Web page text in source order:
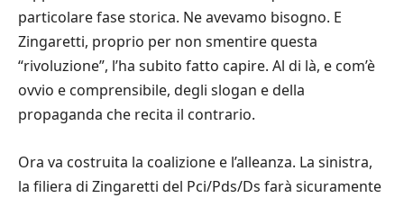
particolare fase storica. Ne avevamo bisogno. E
Zingaretti, proprio per non smentire questa
“rivoluzione”, l’ha subito fatto capire. Al di là, e com’è
ovvio e comprensibile, degli slogan e della
propaganda che recita il contrario.
Ora va costruita la coalizione e l’alleanza. La sinistra,
la filiera di Zingaretti del Pci/Pds/Ds farà sicuramente